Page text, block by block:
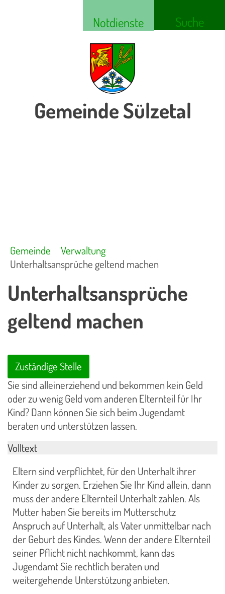
Notdienste Suche
Gemeinde Sülzetal
Gemeinde
Verwaltung
Unterhaltsansprüche geltend machen
Unterhaltsansprüche
geltend machen
Zuständige Stelle
Sie sind alleinerziehend und bekommen kein Geld
oder zu wenig Geld vom anderen Elternteil für Ihr
Kind? Dann können Sie sich beim Jugendamt
beraten und unterstützen lassen.
Volltext
Eltern sind verpflichtet, für den Unterhalt ihrer
Kinder zu sorgen. Erziehen Sie Ihr Kind allein, dann
muss der andere Elternteil Unterhalt zahlen. Als
Mutter haben Sie bereits im Mutterschutz
Anspruch auf Unterhalt, als Vater unmittelbar nach
der Geburt des Kindes. Wenn der andere Elternteil
seiner Pflicht nicht nachkommt, kann das
Jugendamt Sie rechtlich beraten und
weitergehende Unterstützung anbieten.